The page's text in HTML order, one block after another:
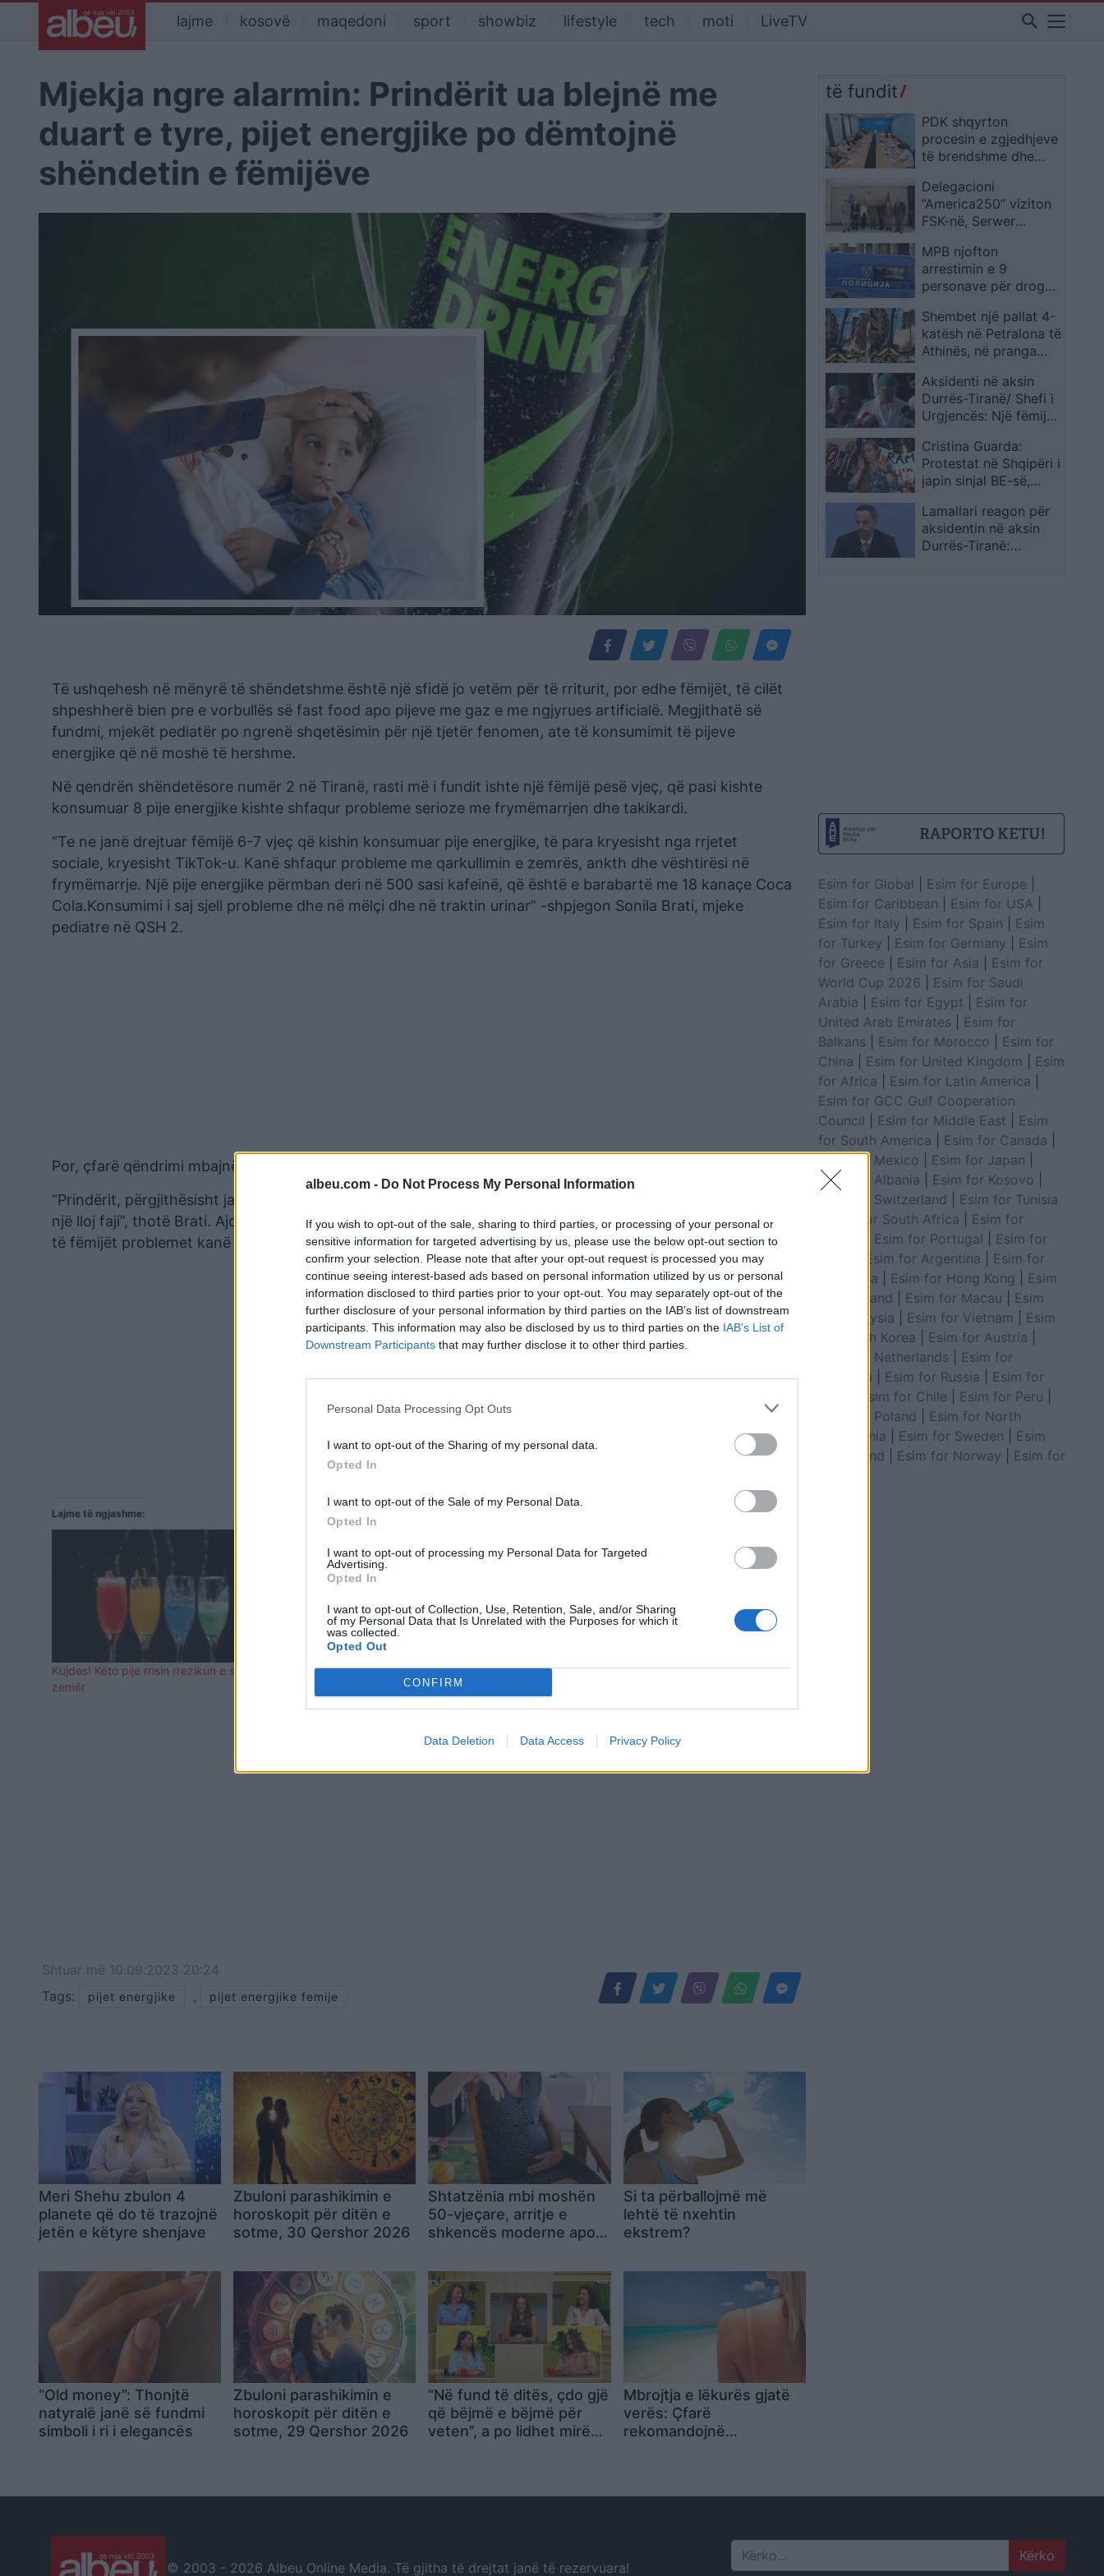
albeu.com - Do Not Process My Personal Information
If you wish to opt-out of the sale, sharing to third parties, or processing of your personal or
sensitive information for targeted advertising by us, please use the below opt-out section to
confirm your selection. Please note that after your opt-out request is processed you may
continue seeing interest-based ads based on personal information utilized by us or personal
information disclosed to third parties prior to your opt-out. You may separately opt-out of the
further disclosure of your personal information by third parties on the IAB’s list of downstream
participants. This information may also be disclosed by us to third parties on the IAB’s List of
Downstream Participants that may further disclose it to other third parties.
Personal Data Processing Opt Outs
I want to opt-out of the Sharing of my personal data.
Opted In
I want to opt-out of the Sale of my Personal Data.
Opted In
I want to opt-out of processing my Personal Data for Targeted
Advertising.
Opted In
I want to opt-out of Collection, Use, Retention, Sale, and/or Sharing
of my Personal Data that Is Unrelated with the Purposes for which it
was collected.
Opted Out
CONFIRM
Data Deletion Data Access Privacy Policy
lajme kosovë maqedoni sport showbiz lifestyle tech moti LiveTV search
Mjekja ngre alarmin: Prindërit ua blejnë me
duart e tyre, pijet energjike po dëmtojnë
shëndetin e fëmijëve
Të ushqehesh në mënyrë të shëndetshme është një sfidë jo vetëm për të rriturit, por edhe fëmijët, të cilët
shpeshherë bien pre e vorbullës së fast food apo pijeve me gaz e me ngjyrues artificialë. Megjithatë së
fundmi, mjekët pediatër po ngrenë shqetësimin për një tjetër fenomen, ate të konsumimit të pijeve
energjike që në moshë të hershme.
Në qendrën shëndetësore numër 2 në Tiranë, rasti më i fundit ishte një fëmijë pesë vjeç, që pasi kishte
konsumuar 8 pije energjike kishte shfaqur probleme serioze me frymëmarrjen dhe takikardi.
“Te ne janë drejtuar fëmijë 6-7 vjeç që kishin konsumuar pije energjike, të para kryesisht nga rrjetet
sociale, kryesisht TikTok-u. Kanë shfaqur probleme me qarkullimin e zemrës, ankth dhe vështirësi në
frymëmarrje. Një pije energjike përmban deri në 500 sasi kafeinë, që është e barabartë me 18 kanaçe Coca
Cola.Konsumimi i saj sjell probleme dhe në mëlçi dhe në traktin urinar” -shpjegon Sonila Brati, mjeke
pediatre në QSH 2.
Por, çfarë qëndrimi mbajnë prindërit në këto raste?
“Prindërit, përgjithësisht janë ata vetë ua blejnë, pa e ditur që e dëmtojnë fëmijën. Prindërit ndjejnë pastaj
një lloj faji”, thotë Brati. Ajo tregon se raste të shtuara kanë qenë gjatë sezonit veror, ndërsa në disa raste,
të fëmijët problemet kanë zgjatur deri në dy javë.
Lajme të ngjashme:
Kujdes! Këto pije rrisin rrezikun e sulmit në
zemër
Rritet ndjeshëm konsumi i pijeve energjike,
kafesë e pijeve alkoolike në vend
Mjeku: Mos pini kafe me raki që në
Shtuar më 10.09.2023 20:24
Tags:
pijet energjike , pijet energjike femije
Meri Shehu zbulon 4
planete që do të trazojnë
jetën e këtyre shenjave
Zbuloni parashikimin e
horoskopit për ditën e
sotme, 30 Qershor 2026
Shtatzënia mbi moshën
50-vjeçare, arritje e
shkencës moderne apo
gruas?
Si ta përballojmë më
lehtë të nxehtin
ekstrem?
“Old money”: Thonjtë
natyralë janë së fundmi
simboli i ri i elegancës
Zbuloni parashikimin e
horoskopit për ditën e
sotme, 29 Qershor 2026
“Në fund të ditës, çdo gjë
që bëjmë e bëjmë për
veten”, a po lidhet mirësia
Mbrojtja e lëkurës gjatë
verës: Çfarë
rekomandojnë
të fundit
PDK shqyrton
procesin e zgjedhjeve
të brendshme dhe
politike
Delegacioni
“America250” viziton
FSK-në, Serwer
misionet
ndërkombëtare
MPB njofton
arrestimin e 9
personave për drogë
ndaluara zbulohen
edhe në Burgun e
Idrizovës
Shembet një pallat 4-
katësh në Petralona të
Athinës, në pranga
kontraktorët pas
dyshimeve për
punimet pranë
Aksidenti në aksin
Durrës-Tiranë/ Shefi i
Urgjencës: Një fëmijë
rëndë ndërsa 5 të
tjerë janë në operim
Cristina Guarda:
Protestat në Shqipëri i
japin sinjal BE-së,
lexohet vetëm nga
raportet
Lamallari reagon për
aksidentin në aksin
Durrës-Tiranë:
Esim for Global Esim for Europe
Esim for Caribbean
Esim for USA
Esim for Italy
Esim for Spain
Esim
for Turkey
Esim for Germany
Esim
for Greece
Esim for Asia
Esim for
World Cup 2026
Esim for Saudi
Arabia
Esim for Egypt
Esim for
United Arab Emirates
Esim for
Balkans
Esim for Morocco
Esim for
China
Esim for United Kingdom
Esim
for Africa
Esim for Latin America
Esim for GCC Gulf Cooperation
Council
Esim for Middle East
Esim
for South America
Esim for Canada
Esim for Mexico
Esim for Japan
Esim for Albania
Esim for Kosovo
Esim for Switzerland
Esim for Tunisia
Esim for South Africa
Esim for
Esim for Portugal
Esim for
Esim for Argentina
Esim for
Colombia
Esim for Hong Kong
Esim
for Thailand
Esim for Macau
Esim
for Malaysia
Esim for Vietnam
Esim
for South Korea
Esim for Austria
Esim for Netherlands
Esim for
Australia
Esim for Russia
Esim for
Esim for Chile Esim for Peru
Esim for Poland
Esim for North
Macedonia
Esim for Sweden
Esim
for Finland
Esim for Norway
Esim for
© 2003 - 2026 Albeu Online Media. Të gjitha të drejtat janë të rezervuara!